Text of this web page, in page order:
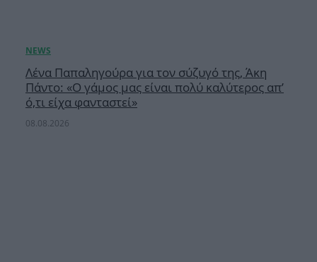
Λένα Παπαληγούρα για τον σύζυγό της, Άκη
Πάντο: «Ο γάμος μας είναι πολύ καλύτερος απ’
ό,τι είχα φανταστεί»
08.08.2026